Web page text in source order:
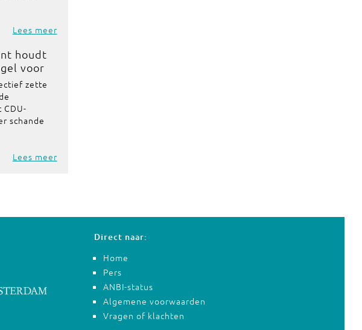
Lees meer
houdt
voor
zette
schande
Lees meer
Direct naar:
Home
Pers
ANBI-status
Algemene voorwaarden
Vragen of klachten